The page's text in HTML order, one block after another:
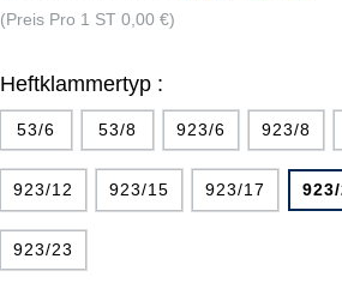
(Preis Pro 1 ST 0,00 €)
Heftklammertyp :
53/6 53/8 923/6 923/8
923/12 923/15 923/17
923/23